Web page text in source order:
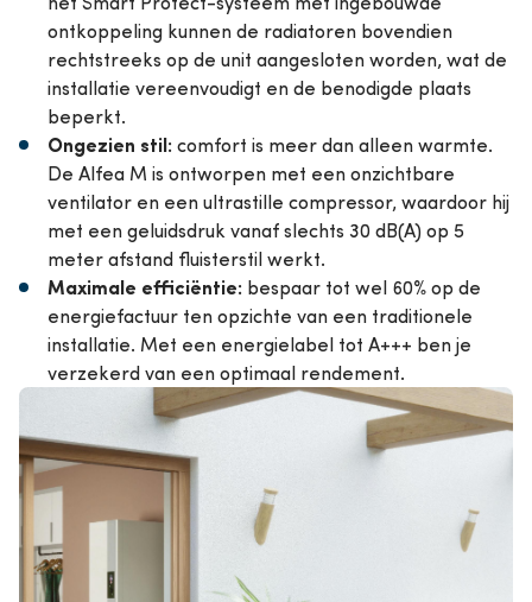
ontkoppeling kunnen de radiatoren bovendien
rechtstreeks op de unit aangesloten worden, wat de
installatie vereenvoudigt en de benodigde plaats
beperkt.
Ongezien stil: comfort is meer dan alleen warmte.
De Alfea M is ontworpen met een onzichtbare
ventilator en een ultrastille compressor, waardoor hij
met een geluidsdruk vanaf slechts 30 dB(A) op 5
meter afstand fluisterstil werkt.
Maximale efficiëntie: bespaar tot wel 60% op de
energiefactuur ten opzichte van een traditionele
installatie. Met een energielabel tot A+++ ben je
verzekerd van een optimaal rendement.